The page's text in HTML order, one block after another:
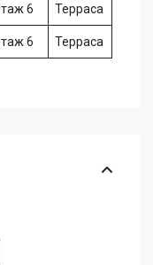
6 Терраса
6 Терраса